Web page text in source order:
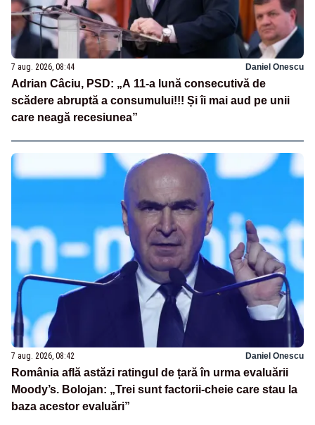
7 aug. 2026, 08:44 Daniel Onescu
Adrian Câciu, PSD: „A 11-a lună consecutivă de
scădere abruptă a consumului!!! Și îi mai aud pe unii
care neagă recesiunea”
7 aug. 2026, 08:42 Daniel Onescu
România află astăzi ratingul de țară în urma evaluării
Moody’s. Bolojan: „Trei sunt factorii-cheie care stau la
baza acestor evaluări”